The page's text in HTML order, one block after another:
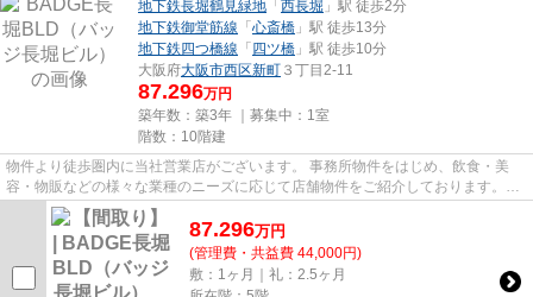
地下鉄長堀鶴見緑地 「 西長堀 」駅 徒歩2分
地下鉄御堂筋線 「心斎橋 」駅 徒歩13分
地下鉄四つ橋線 「四ツ橋 」駅 徒歩10分
大阪府大阪市西区新町 ３丁目2-11
87.296万円
築年数：築3年 ｜募集中： 1室
階数：10階建
物件より徒歩圏内に当社営業店がございます。 事務所物件をはじめ、飲食・美
容・物販などの様々な業種のニーズに応じて店舗物件をご紹介しております。
尚、弊社ではおとり広告は一切...
87.296万円
(管理費・共益費 44,000円)
敷：1ヶ月｜礼：2.5ヶ月